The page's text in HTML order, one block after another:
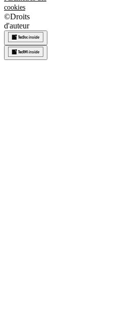
cookies
©Droits
d'auteur